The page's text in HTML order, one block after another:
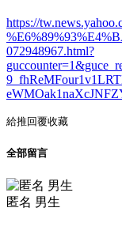
https://
072948967.html?
給推回覆收藏
全部留言
匿名 男生